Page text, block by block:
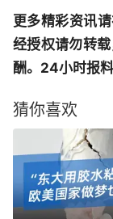
更多精彩资讯
经授权请勿转
酬。24小时报
猜你喜欢